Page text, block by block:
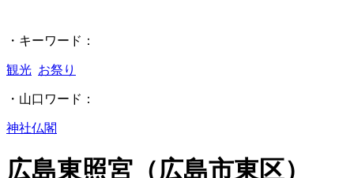
・キーワード：
観光 お祭り
・山口ワード：
神社仏閣
広島東照宮（広島市東区）